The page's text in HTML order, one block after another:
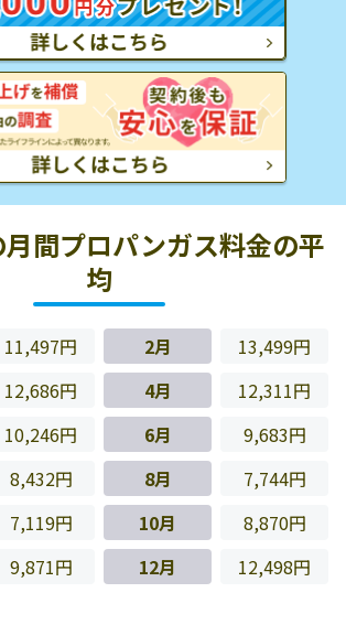
間プロパンガス料金の平
均
11,497円 2月
13,499円
12,686円 4月
12,311円
10,246円 6月
9,683円
8,432円 8月
7,744円
7,119円 10月
8,870円
9,871円 12月 12,498円